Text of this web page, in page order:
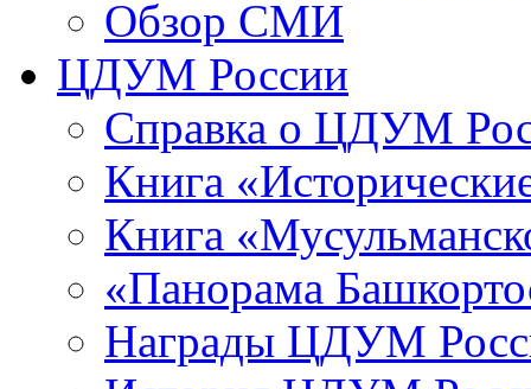
Обзор СМИ
ЦДУМ России
Справка о ЦДУМ
Книга
Книга
«Панорама
Награды ЦДУМ